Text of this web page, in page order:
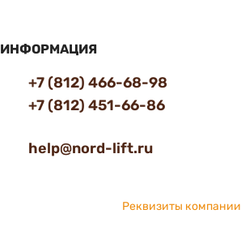
ИНФОРМАЦИЯ
+7 (812) 466-68-98
+7 (812) 451-66-86
help@nord-lift.ru
Реквизиты компании